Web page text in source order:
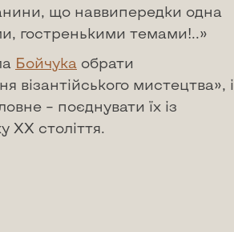
що наввипередки одна
гостренькими темами!..»
Бойчука обрати
візантійського мистецтва», і
– поєднувати їх із
ХХ століття.